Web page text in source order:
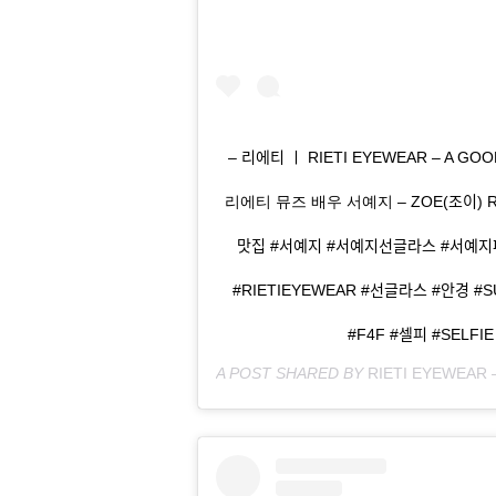
– 리에티 ㅣ RIETI EYEWEAR – A
리에티 뮤즈 배우 서예지 – ZOE(조이)
맛집 #서예지 #서예지선글라스
#RIETIEYEWEAR #선글라스 #안경
#F4F #셀피 #SELFIE
A POST SHARED BY RIETI EYEWEAR